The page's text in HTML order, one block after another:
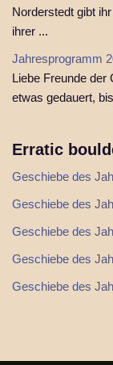
Norderstedt gibt
ihrer ...
Jahresprogramm
Liebe Freunde der
etwas gedauert,
Erratic
Geschiebe des
Geschiebe des
Geschiebe des
Geschiebe des
Geschiebe des